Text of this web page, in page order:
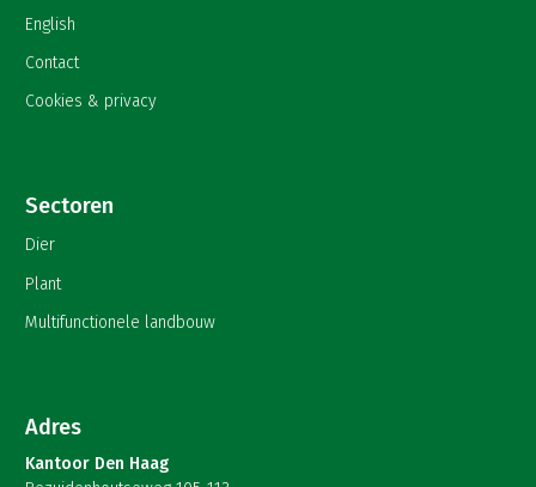
English
Contact
Cookies & privacy
Sectoren
Dier
Plant
Multifunctionele landbouw
Adres
Kantoor Den Haag